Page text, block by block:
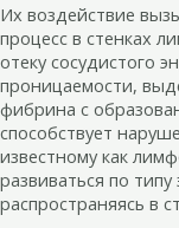
Их воздействие
процесс в стенках
отеку сосудистого
проницаемости,
фибрина с
способствует
известному как
развиваться по
распространяясь в